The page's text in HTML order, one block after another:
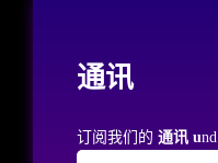
通讯
订阅我们的 通讯 und